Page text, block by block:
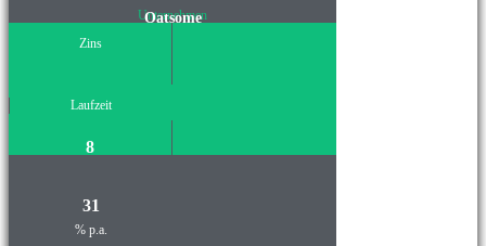
Unternehmen
Oatsome
Zins
Laufzeit
8
31
% p.a.